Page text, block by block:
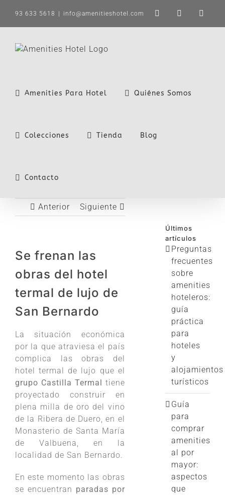
contenido
93 633 5618 info@amenitieshotel.com LinkedIn
X
Amenities Para Hotel Quiénes Somos
Colecciones Tienda Blog
Contacto
Anterior Siguiente
Se frenan las
obras del hotel
termal de lujo de
San Bernardo
La situación económica
por la que atraviesa el país
complica las obras del
hotel termal de lujo que el
grupo Castilla Termal tiene
proyectado construir en
plena milla de oro del vino
de la Ribera de Duero, en el
Monasterio de Santa María
de Valbuena, en la
localidad de San Bernardo.
En este momento las obras
se encuentran paradas por
Últimos
artículos
Preguntas
frecuentes
sobre
amenities
hoteleros:
guía
práctica
para
hoteles
y
alojamientos
turísticos
Guía
para
comprar
amenities
al por
mayor:
aspectos
que